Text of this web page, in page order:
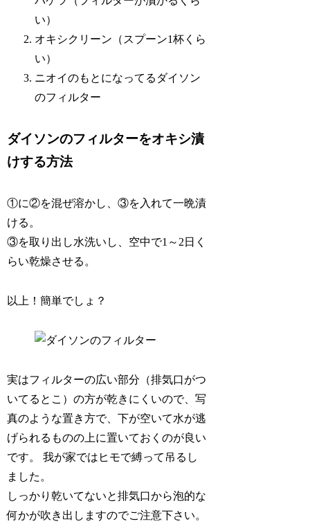
い）
オキシクリーン（スプーン1杯くら
い）
ニオイのもとになってるダイソン
のフィルター
ダイソンのフィルターをオキシ漬
けする方法
①に②を混ぜ溶かし、③を入れて一晩漬
ける。
③を取り出し水洗いし、空中で1～2日く
らい乾燥させる。
以上！簡単でしょ？
実はフィルターの広い部分（排気口がつ
いてるとこ）の方が乾きにくいので、写
真のような置き方で、下が空いて水が逃
げられるものの上に置いておくのが良い
です。 我が家ではヒモで縛って吊るし
ました。
しっかり乾いてないと排気口から泡的な
何かが吹き出しますのでご注意下さい。